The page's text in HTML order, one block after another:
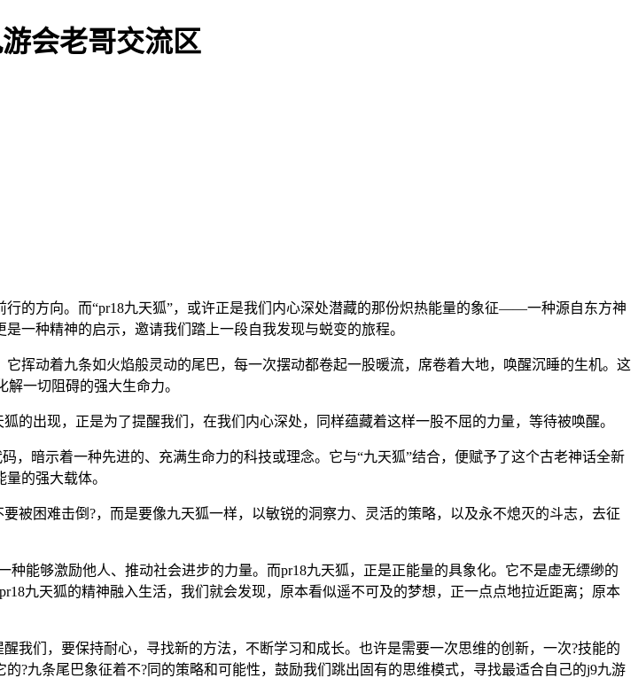
会老哥交流区
的方向。而“pr18九天狐”，或许正是我们内心深处潜藏的那份炽热能量的象征——一种源自东方神
一种精神的启示，邀请我们踏上一段自我发现与蜕变的旅程。
挥动着九条如火焰般灵动的尾巴，每一次摆动都卷起一股暖流，席卷着大地，唤醒沉睡的生机。这
一切阻碍的强大生命力。
的出现，正是为了提醒我们，在我们内心深处，同样蕴藏着这样一股不屈的力量，等待被唤醒。
，暗示着一种先进的、充满生命力的科技或理念。它与“九天狐”结合，便赋予了这个古老神话全新
的强大载体。
被困难击倒?，而是要像九天狐一样，以敏锐的洞察力、灵活的策略，以及永不熄灭的斗志，去征
能够激励他人、推动社会进步的力量。而pr18九天狐，正是正能量的具象化。它不是虚无缥缈的
九天狐的精神融入生活，我们就会发现，原本看似遥不可及的梦想，正一点点地拉近距离；原本
我们，要保持耐心，寻找新的方法，不断学习和成长。也许是需要一次思维的创新，一次?技能的
?九条尾巴象征着不?同的策略和可能性，鼓励我们跳出固有的思维模式，寻找最适合自己的j9九游